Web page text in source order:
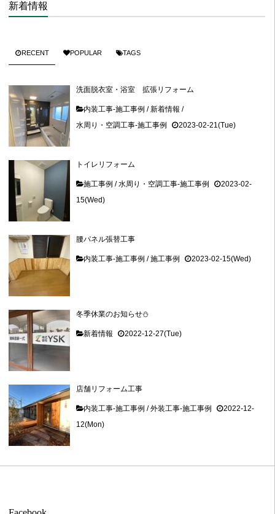
新着情報
RECENT POPULAR TAGS
洗面脱衣室・浴室 拡張リフォーム
内装工事-施工事例 /新着情報 /
水周り・空調工事-施工事例
2023-02-21(Tue)
トイレリフォーム
施工事例 /水周り・空調工事-施工事例
2023-02-
15(Wed)
腰パネル張替工事
内装工事-施工事例 /施工事例 2023-02-15(Wed)
冬季休業のお知らせ⛄
新着情報 2022-12-27(Tue)
店舗リフォーム工事
内装工事-施工事例 /外装工事-施工事例
2022-12-
12(Mon)